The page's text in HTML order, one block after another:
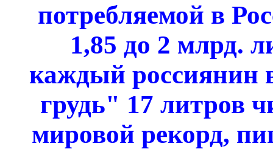
потребляемой в
1,85 до 2 млрд.
каждый россиянин
грудь" 17 литров
мировой рекорд,